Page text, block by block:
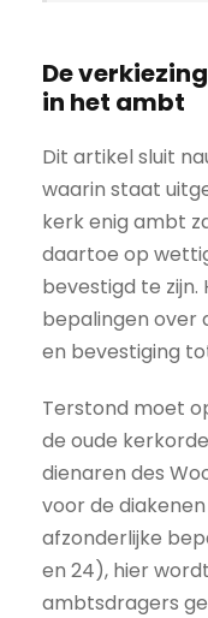
De
in het ambt
Dit artikel sluit
waarin staat
kerk enig ambt
daartoe op
bevestigd te zijn.
bepalingen over
en bevestiging
Terstond moet
de oude
dienaren des
voor de
afzonderlijke
en 24), hier
ambtsdragers